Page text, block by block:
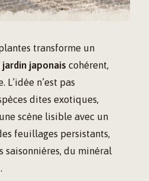
transforme un
jardin japonais cohérent,
n’est pas
dites exotiques,
scène lisible avec un
feuillages persistants,
saisonnières, du minéral